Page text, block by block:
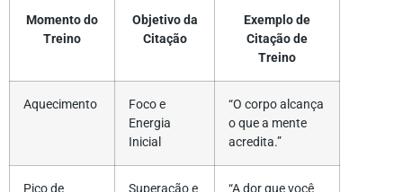
Momento do
Treino
Objetivo da
Citação
Exemplo de
Citação de
Treino
Aquecimento
Foco e
Energia
Inicial
“O corpo alcança
o que a mente
acredita.”
Pico de
Superação e
“A dor que você